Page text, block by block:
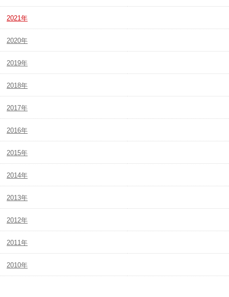
2021年
2020年
2019年
2018年
2017年
2016年
2015年
2014年
2013年
2012年
2011年
2010年